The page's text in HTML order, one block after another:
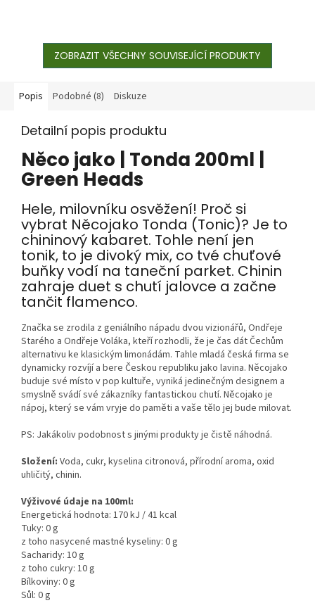
ZOBRAZIT VŠECHNY SOUVISEJÍCÍ PRODUKTY
Popis Podobné (8) Diskuze
Detailní popis produktu
Něco jako | Tonda 200ml |
Green Heads
Hele, milovníku osvěžení! Proč si
vybrat Něcojako Tonda (Tonic)? Je to
chininový kabaret. Tohle není jen
tonik, to je divoký mix, co tvé chuťové
buňky vodí na taneční parket. Chinin
zahraje duet s chutí jalovce a začne
tančit flamenco.
Značka se zrodila z geniálního nápadu dvou vizionářů, Ondřeje
Starého a Ondřeje Voláka, kteří rozhodli, že je čas dát Čechům
alternativu ke klasickým limonádám. Tahle mladá česká firma se
dynamicky rozvíjí a bere Českou republiku jako lavina. Něcojako
buduje své místo v pop kultuře, vyniká jedinečným designem a
smyslně svádí své zákazníky fantastickou chutí. Něcojako je
nápoj, který se vám vryje do paměti a vaše tělo jej bude milovat.
PS: Jakákoliv podobnost s jinými produkty je čistě náhodná.
Složení: Voda, cukr, kyselina citronová, přírodní aroma, oxid
uhličitý, chinin.
Výživové údaje na 100ml:
Energetická hodnota: 170 kJ / 41 kcal
Tuky: 0 g
z toho nasycené mastné kyseliny: 0 g
Sacharidy: 10 g
z toho cukry: 10 g
Bílkoviny: 0 g
Sůl: 0 g